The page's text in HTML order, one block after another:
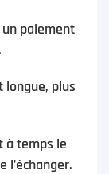
un paiement
longue, plus
à temps le
l'échanger.